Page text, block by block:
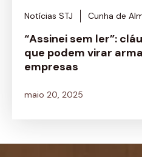
Notícias STJ Cunha de
“Assinei sem ler”:
que podem virar
empresas
maio 20, 2025